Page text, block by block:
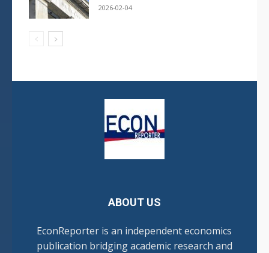
2026-02-04
ABOUT US
EconReporter is an independent economics
publication bridging academic research and